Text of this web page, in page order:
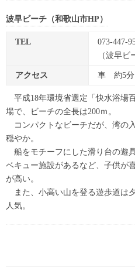
波早ビーチ（和歌山市HP）
TEL
073-447-
（波早ビ
アクセス 車 約5分
平成18年環境省選定「快水浴場
場で、ビーチの全長は200ｍ。
コンパクトなビーチだが、湾の
穏やか。
船をモチーフにした滑り台の遊
ベキュー施設があるなど、子供が
が高い。
また、小高い山を登る遊歩道は
人気。